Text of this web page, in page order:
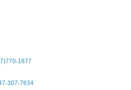
1877
307-7834